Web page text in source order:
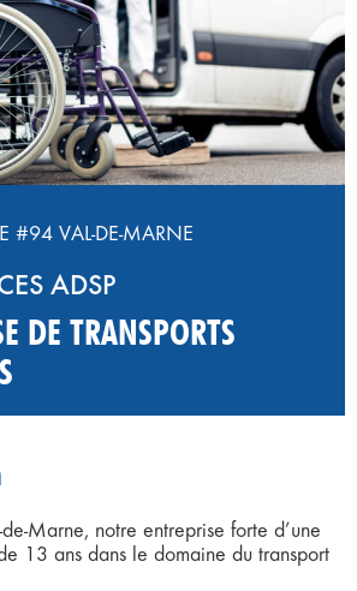
#94 VAL-DE-MARNE
ADSP
DE TRANSPORTS
Marne, notre entreprise forte d’une
13 ans dans le domaine du transport